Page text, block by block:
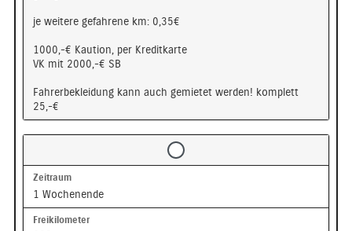
je weitere gefahrene km: 0,35€
1000,-€ Kaution, per Kreditkarte
VK mit 2000,-€ SB
Fahrerbekleidung kann auch gemietet werden! komplett
25,-€
1 Wochenende